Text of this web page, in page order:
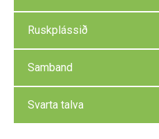
Ruskplássið
Samband
Svarta talva